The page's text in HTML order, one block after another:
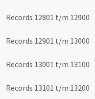
Records 12801 t/m 12900
Records 12901 t/m 13000
Records 13001 t/m 13100
Records 13101 t/m 13200